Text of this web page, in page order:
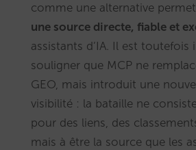
comme une alternative
une source directe, fiable et
assistants d’IA. Il est
souligner que MCP ne
GEO, mais introduit une
visibilité : la bataille ne
pour des liens, des
mais à être la source que les